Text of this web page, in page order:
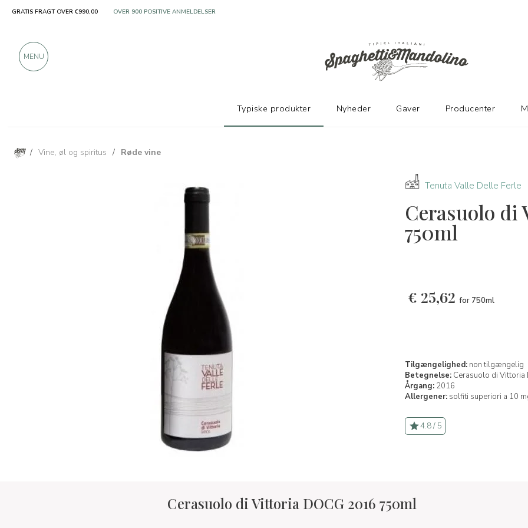
/ Vine, øl og spiritus / Røde vine
Tenuta Valle Delle Ferle
Cerasuolo di
750ml
€ 25,62 for 750ml
Tilgængelighed: non tilgængelig
Betegnelse: Cerasuolo di Vittoria
Årgang: 2016
Allergener: solfiti superiori a 10
4.8 / 5
Cerasuolo di Vittoria DOCG 2016 750ml
GRATIS FRAGT OVER €990,00 KUN PRODUKTER FRA FREMRAGENDE PRODUCENTER
MENU
Typiske produkter Nyheder Gaver Producenter